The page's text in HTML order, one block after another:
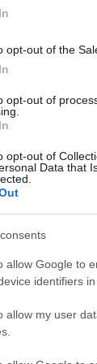
opt-out of the
opt-out of
opt-out of
Data that
allow Google to
identifiers in
allow my user